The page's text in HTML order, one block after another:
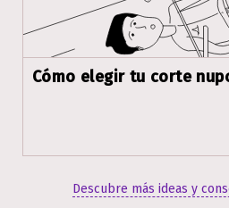
Cómo elegir tu corte
Descubre más ideas y